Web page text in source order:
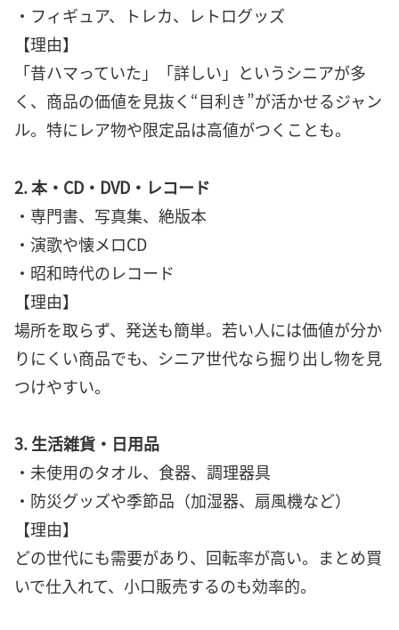
・フィギュア、トレカ、レトログッズ
【理由】
「昔ハマっていた」「詳しい」というシニアが多
く、商品の価値を見抜く“目利き”が活かせるジャン
ル。特にレア物や限定品は高値がつくことも。
2. 本・CD・DVD・レコード
・専門書、写真集、絶版本
・演歌や懐メロCD
・昭和時代のレコード
【理由】
場所を取らず、発送も簡単。若い人には価値が分か
りにくい商品でも、シニア世代なら掘り出し物を見
つけやすい。
3. 生活雑貨・日用品
・未使用のタオル、食器、調理器具
・防災グッズや季節品（加湿器、扇風機など）
【理由】
どの世代にも需要があり、回転率が高い。まとめ買
いで仕入れて、小口販売するのも効率的。